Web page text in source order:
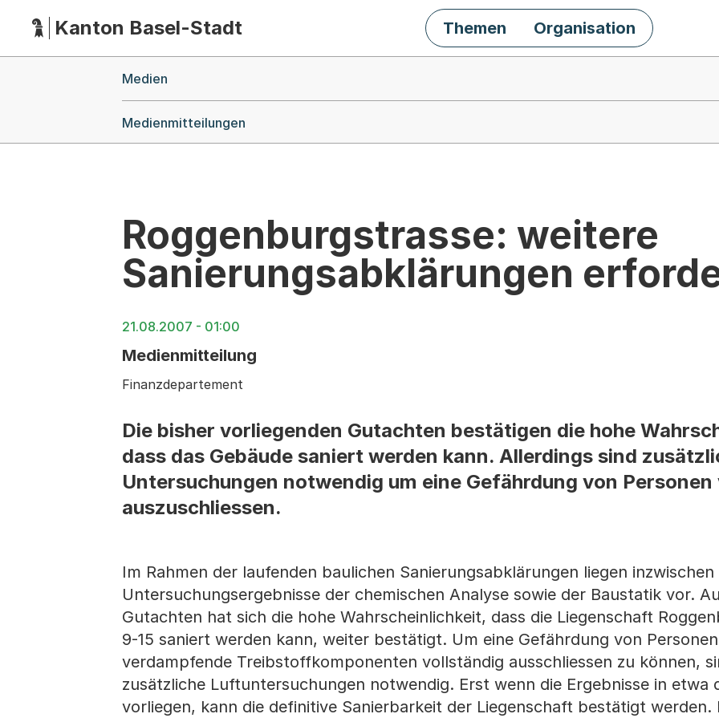
HauptnavigationKanton Basel-Stadt Themen Organisation
Medien
Medienmitteilungen
Roggenburgstrasse: weitere
Sanierungsabklärungen
21.08.2007 - 01:00
Medienmitteilung
Finanzdepartement
Die bisher vorliegenden Gutachten bestätigen die hohe
dass das Gebäude saniert werden kann. Allerdings sind
Untersuchungen notwendig um eine Gefährdung von
auszuschliessen.
Im Rahmen der laufenden baulichen Sanierungsabklärungen liegen inzwischen
Untersuchungsergebnisse der chemischen Analyse sowie der Baustatik vor.
Gutachten hat sich die hohe Wahrscheinlichkeit, dass die Liegenschaft
9-15 saniert werden kann, weiter bestätigt. Um eine Gefährdung von
verdampfende Treibstoffkomponenten vollständig ausschliessen zu können,
zusätzliche Luftuntersuchungen notwendig. Erst wenn die Ergebnisse in etwa
vorliegen, kann die definitive Sanierbarkeit der Liegenschaft bestätigt werden.